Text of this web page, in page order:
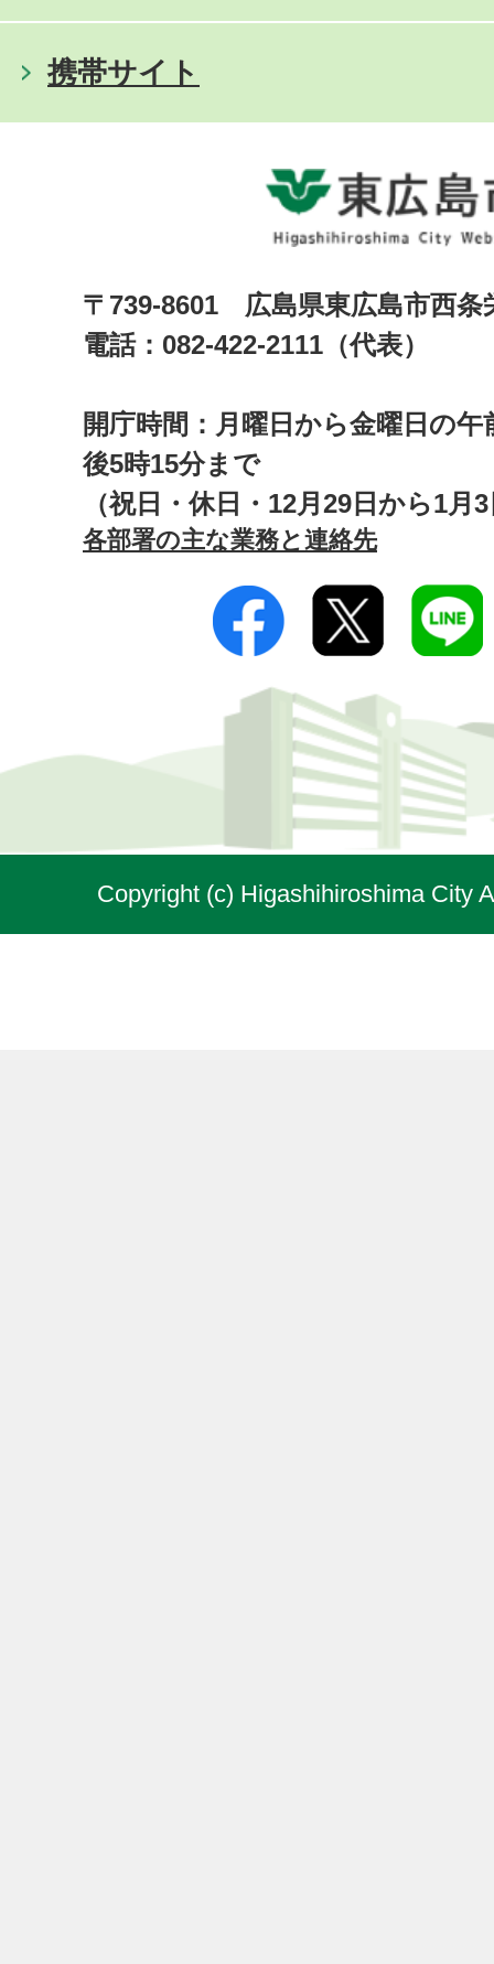
携帯サイト
〒739-8601 広島県東広島市西
電話：082-422-2111（代表）
開庁時間：月曜日から金曜日の午
後5時15分まで
（祝日・休日・12月29日から1月
各部署の主な業務と連絡先
Copyright (c) Higashihiroshima City